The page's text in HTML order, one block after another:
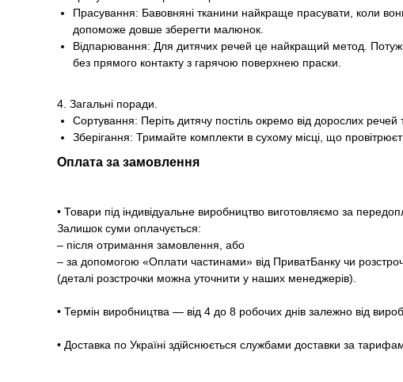
Прасування: Бавовняні тканини найкраще прасувати, коли
допоможе довше зберегти малюнок.
Відпарювання: Для дитячих речей це найкращий метод.
без прямого контакту з гарячою поверхнею праски.
4. Загальні поради.
Сортування: Періть дитячу постіль окремо від дорослих
Зберігання: Тримайте комплекти в сухому місці, що
Оплата за замовлення
• Товари під індивідуальне виробництво виготовляємо за
Залишок суми оплачується:
– після отримання замовлення, або
– за допомогою «Оплати частинами» від ПриватБанку чи
(деталі розстрочки можна уточнити у наших менеджерів).
• Термін виробництва — від 4 до 8 робочих днів залежно від
• Доставка по Україні здійснюється службами доставки за